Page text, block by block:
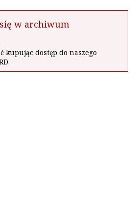
w archiwum
kupując dostęp do naszego